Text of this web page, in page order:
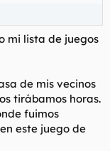
mi lista de juegos
de mis vecinos
tirábamos horas.
fuimos
este juego de